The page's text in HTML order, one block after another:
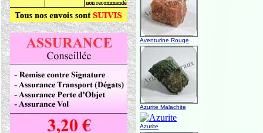
Aventurine Rouge
Azurite Malachite
Azurite